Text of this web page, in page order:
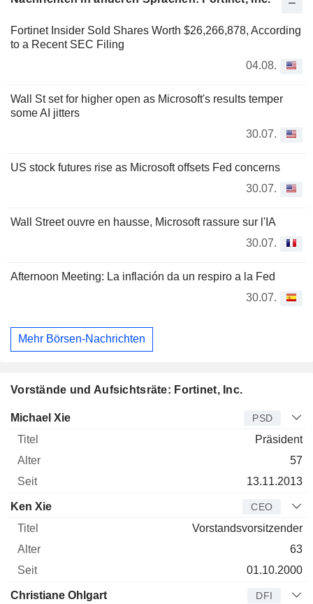
Fortinet Insider Sold Shares Worth $26,266,878, According
to a Recent SEC Filing
04.08.
Wall St set for higher open as Microsoft's results temper
some AI jitters
30.07.
US stock futures rise as Microsoft offsets Fed concerns
30.07.
Wall Street ouvre en hausse, Microsoft rassure sur l'IA
30.07.
Afternoon Meeting: La inflación da un respiro a la Fed
30.07.
Mehr Börsen-Nachrichten
Vorstände und Aufsichtsräte: Fortinet, Inc.
Manager Titel
Michael Xie PSD
Präsident
57
13.11.2013
Ken Xie CEO
Vorstandsvorsitzender
63
01.10.2000
Christiane Ohlgart DFI